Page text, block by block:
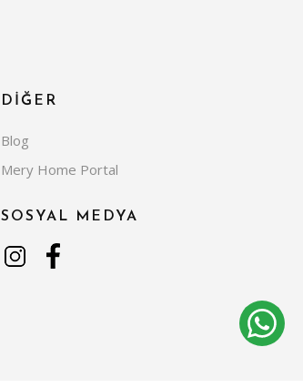
DİĞER
Blog
Mery Home Portal
SOSYAL MEDYA